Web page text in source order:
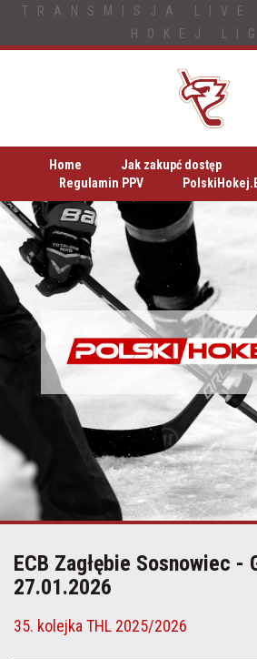
TRANSMISJA LIVE
HOKEJ
Home Jak zakupć dostęp
Regulamin PPV
ECB Zagłębie Sosnowiec -
27.01.2026
35. kolejka THL 2025/2026